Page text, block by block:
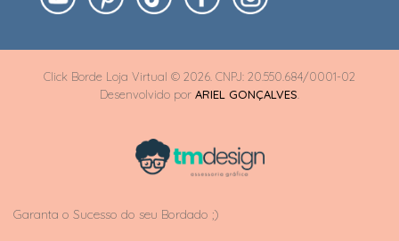
Click Borde Loja Virtual © 2026. CNPJ: 20.550.684/0001-02
Desenvolvido por ARIEL GONÇALVES.
Garanta o Sucesso do seu Bordado ;)